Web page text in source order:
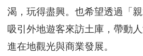
渴，玩得盡興。也希望透過「親
吸引外地遊客來訪土庫，帶動
進在地觀光與商業發展。